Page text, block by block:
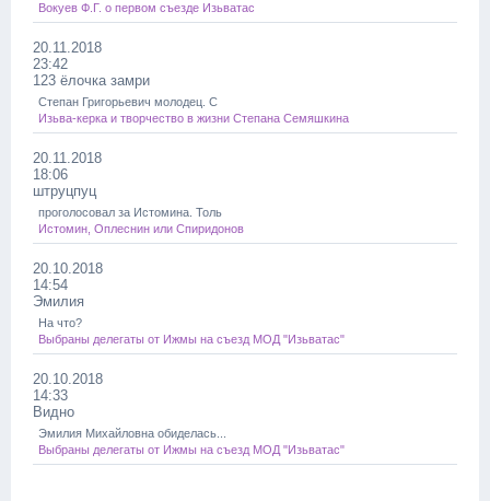
Вокуев Ф.Г. о первом съезде Изьватас
20.11.2018
23:42
123 ёлочка замри
Степан Григорьевич молодец. С
Изьва-керка и творчество в жизни Степана Семяшкина
20.11.2018
18:06
штруцпуц
проголосовал за Истомина. Толь
Истомин, Оплеснин или Спиридонов
20.10.2018
14:54
Эмилия
На что?
Выбраны делегаты от Ижмы на съезд МОД "Изьватас"
20.10.2018
14:33
Видно
Эмилия Михайловна обиделась...
Выбраны делегаты от Ижмы на съезд МОД "Изьватас"